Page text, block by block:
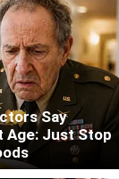
Say
Age: Just Stop